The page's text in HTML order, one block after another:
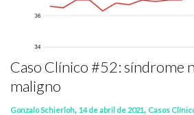
Caso Clínico #52: síndrome
maligno
Gonzalo Schierloh, 14 de abril de 2021, Casos